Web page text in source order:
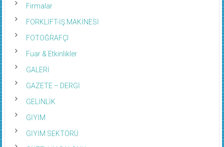
Firmalar
FORKLİFT-İŞ MAKİNESİ
FOTOĞRAFÇI
Fuar & Etkinlikler
GALERİ
GAZETE – DERGİ
GELİNLİK
GİYİM
GİYİM SEKTÖRÜ